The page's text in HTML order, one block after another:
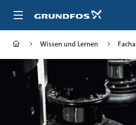
Inhalt
Wissen und Lernen